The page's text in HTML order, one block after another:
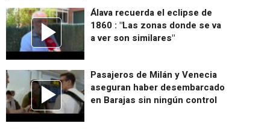
Álava recuerda el eclipse de
1860 : "Las zonas donde se va
a ver son similares"
Pasajeros de Milán y Venecia
aseguran haber desembarcado
en Barajas sin ningún control